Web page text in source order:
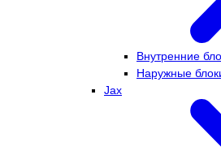
Внутренние
Наружные
Jax